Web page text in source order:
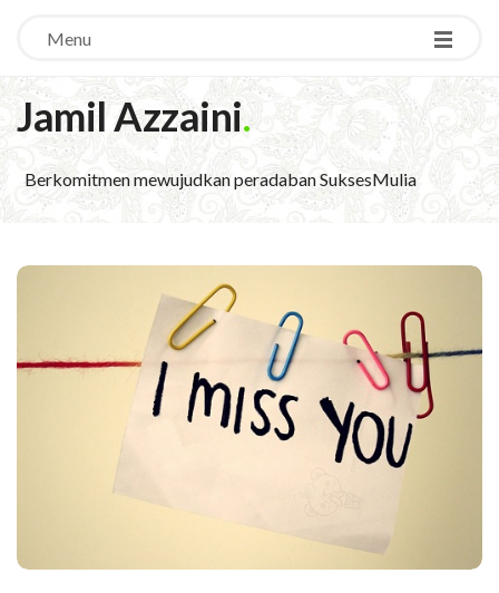
Menu
Jamil Azzaini.
Berkomitmen mewujudkan peradaban SuksesMulia